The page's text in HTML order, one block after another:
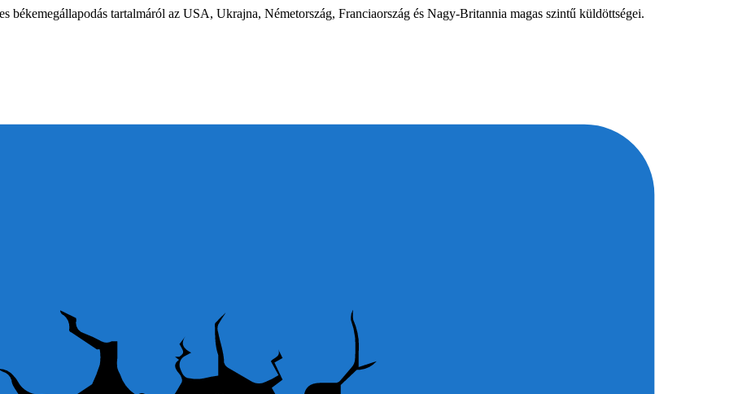
békemegállapodás tartalmáról az USA, Ukrajna, Németország, Franciaország és Nagy-Britannia magas szintű küldöttségei.